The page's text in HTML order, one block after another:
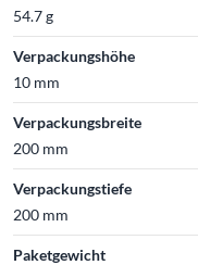
54.7 g
Verpackungshöhe
10 mm
Verpackungsbreite
200 mm
Verpackungstiefe
200 mm
Paketgewicht